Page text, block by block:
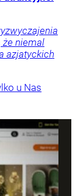
że niemal
azjatyckich
u Nas